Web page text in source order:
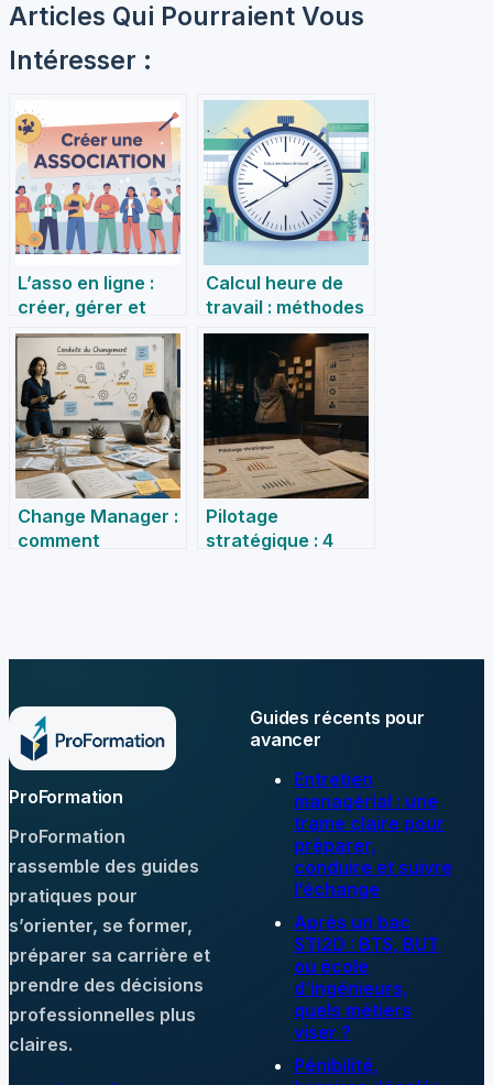
Articles Qui Pourraient Vous
Intéresser :
L’asso en ligne :
créer, gérer et
développer une
association
moderne
Calcul heure de
travail : méthodes
simples, outils et
obligations légales
Change Manager :
comment
Pilotage
stratégique : 4
mesurables
ProFormation
ProFormation
rassemble des guides
pratiques pour
s’orienter, se former,
préparer sa carrière et
prendre des décisions
professionnelles plus
claires.
Guides récents pour
avancer
Entretien
managérial : une
trame claire pour
préparer,
conduire et suivre
l’échange
Après un bac
STI2D : BTS, BUT
ou école
d’ingénieurs,
quels métiers
viser ?
Pénibilité,